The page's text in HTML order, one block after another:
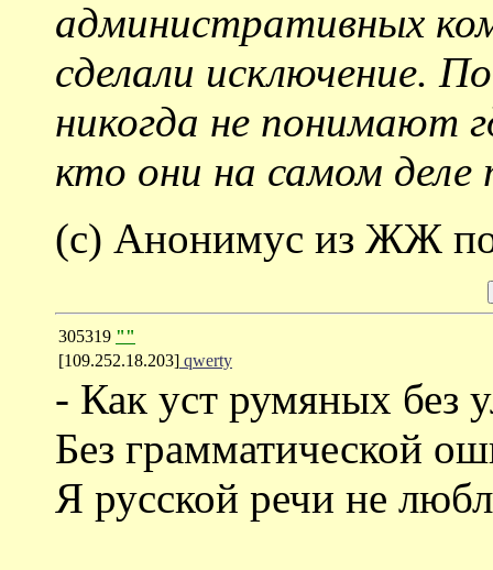
административных
сделали исключение.
никогда не понимают
кто они на самом деле
(с) Анонимус из ЖЖ
305319 ""
[109.252.18.203] qwerty
- Как уст румяных без
Без грамматической
Я русской речи не